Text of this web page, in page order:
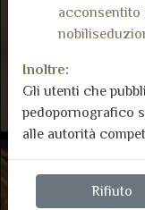
acconsentito
Inoltre:
Gli utenti che
pedopornografico
alle autorità
Rifiuto